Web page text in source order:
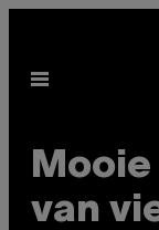
de Open
van